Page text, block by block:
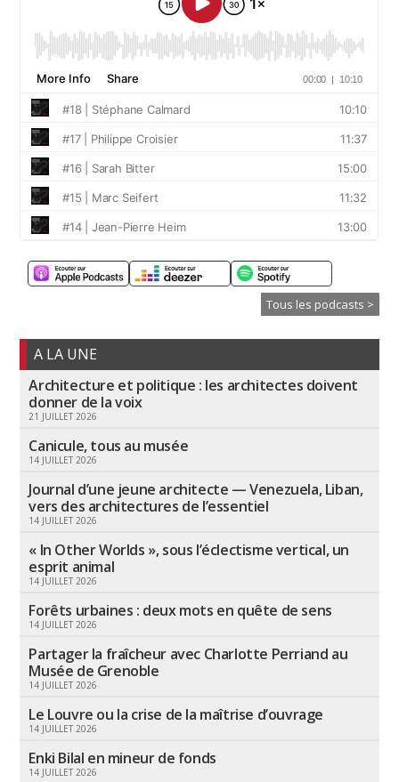
Tous les podcasts >
A LA UNE
Architecture et politique : les architectes doivent
donner de la voix
21 JUILLET 2026
Canicule, tous au musée
14 JUILLET 2026
Journal d’une jeune architecte — Venezuela, Liban,
vers des architectures de l’essentiel
14 JUILLET 2026
« In Other Worlds », sous l’éclectisme vertical, un
esprit animal
14 JUILLET 2026
Forêts urbaines : deux mots en quête de sens
14 JUILLET 2026
Partager la fraîcheur avec Charlotte Perriand au
Musée de Grenoble
14 JUILLET 2026
Le Louvre ou la crise de la maîtrise d’ouvrage
14 JUILLET 2026
Enki Bilal en mineur de fonds
14 JUILLET 2026